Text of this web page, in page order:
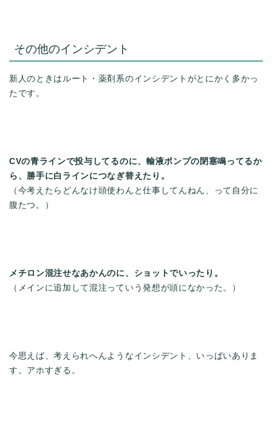
その他のインシデント
新人のときはルート・薬剤系のインシデントがとにかく多かっ
たです。
CVの青ラインで投与してるのに、輸液ポンプの閉塞鳴ってるか
ら、勝手に白ラインにつなぎ替えたり。
（今考えたらどんなけ頭使わんと仕事してんねん、って自分に
腹たつ。）
メチロン混注せなあかんのに、ショットでいったり。
（メインに追加して混注っていう発想が頭になかった。）
今思えば、考えられへんようなインシデント、いっぱいありま
す。アホすぎる。